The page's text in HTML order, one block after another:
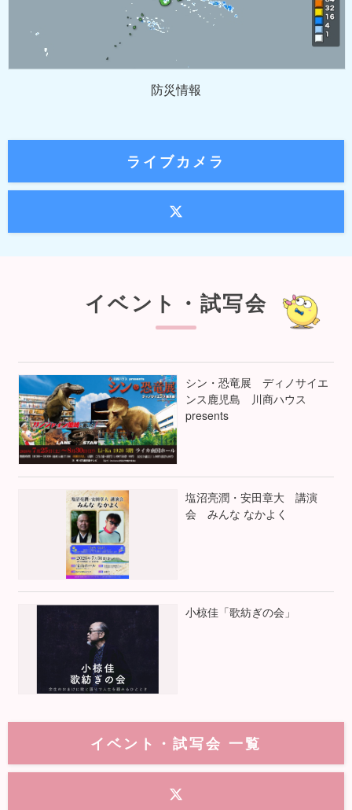
防災情報
ライブカメラ
イベント・試写会
シン・恐竜展 ディノサイエ
ンス鹿児島 川商ハウス
presents
塩沼亮潤・安田章大 講演
会 みんな なかよく
小椋佳「歌紡ぎの会」
イベント・試写会 一覧